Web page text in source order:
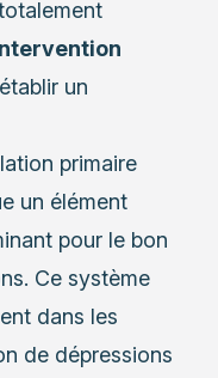
un
primaire
un élément
pour le bon
Ce système
dans les
de dépressions